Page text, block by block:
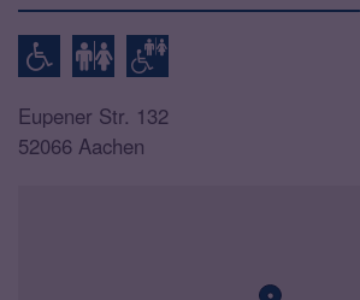
Eupener Str. 132
52066 Aachen